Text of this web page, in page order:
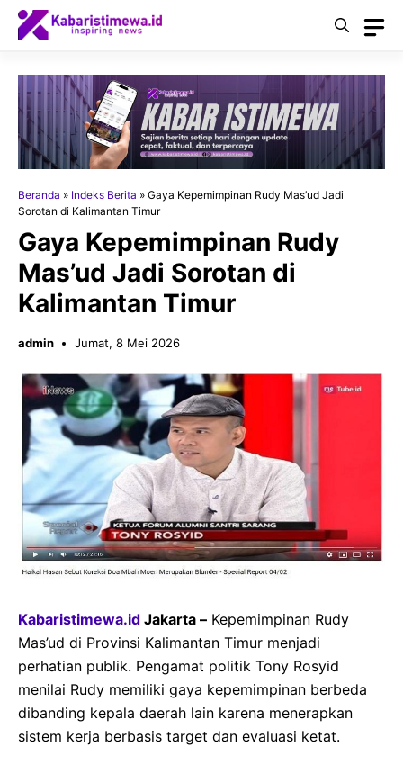
Langsung
Beranda » Indeks Berita » Gaya Kepemimpinan Rudy Mas’ud Jadi
Sorotan di Kalimantan Timur
Gaya Kepemimpinan Rudy
Mas’ud Jadi Sorotan di
Kalimantan Timur
admin Jumat, 8 Mei 2026
Kabaristimewa.id Jakarta – Kepemimpinan Rudy
Mas’ud di Provinsi Kalimantan Timur menjadi
perhatian publik. Pengamat politik Tony Rosyid
menilai Rudy memiliki gaya kepemimpinan berbeda
dibanding kepala daerah lain karena menerapkan
sistem kerja berbasis target dan evaluasi ketat.